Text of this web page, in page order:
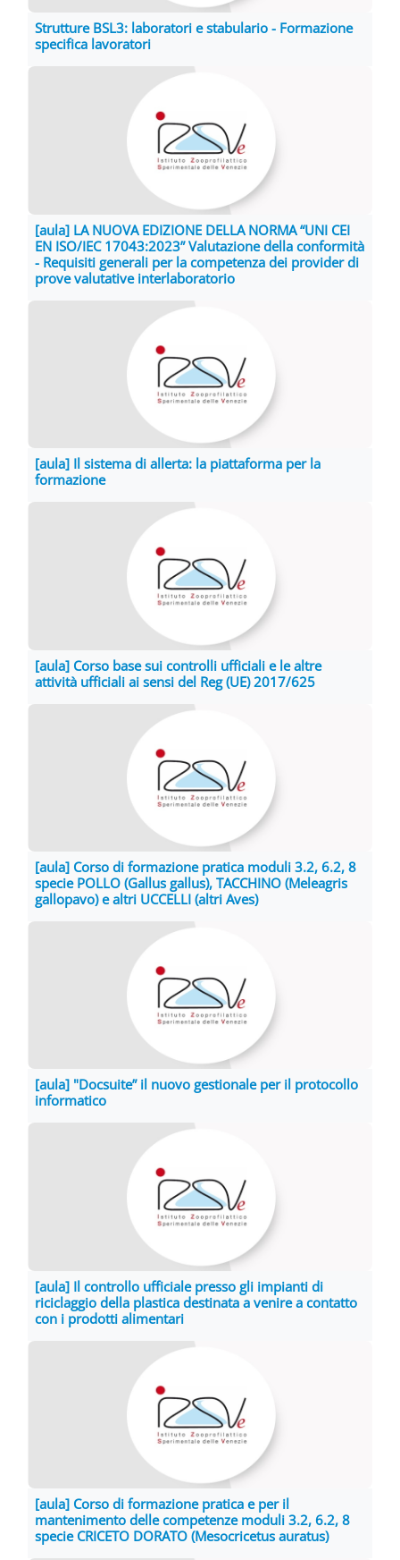
Strutture BSL3: laboratori e stabulario - Formazione
specifica lavoratori
[aula] LA NUOVA EDIZIONE DELLA NORMA “UNI CEI
EN ISO/IEC 17043:2023” Valutazione della conformità
- Requisiti generali per la competenza dei provider di
prove valutative interlaboratorio
[aula] Il sistema di allerta: la piattaforma per la
formazione
[aula] Corso base sui controlli ufficiali e le altre
attività ufficiali ai sensi del Reg (UE) 2017/625
[aula] Corso di formazione pratica moduli 3.2, 6.2, 8
specie POLLO (Gallus gallus), TACCHINO (Meleagris
gallopavo) e altri UCCELLI (altri Aves)
[aula] "Docsuite” il nuovo gestionale per il protocollo
informatico
[aula] Il controllo ufficiale presso gli impianti di
riciclaggio della plastica destinata a venire a contatto
con i prodotti alimentari
[aula] Corso di formazione pratica e per il
mantenimento delle competenze moduli 3.2, 6.2, 8
specie CRICETO DORATO (Mesocricetus auratus)